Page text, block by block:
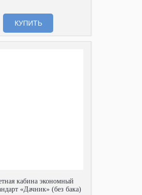
КУПИТЬ
кабина экономный
«Дачник» (без бака)